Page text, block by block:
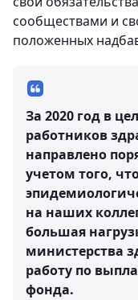
сообществами и
положенных
За 2020 год в
работников
направлено
учетом того,
на наших
большая
министерства
работу по
фонда.